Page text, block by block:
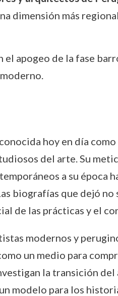
dimensión más
el apogeo de la fase
hoy en día
del arte. Su
a su época
biografías que dejó
de las prácticas y el
modernos y
un medio para
la transición
modelo para los